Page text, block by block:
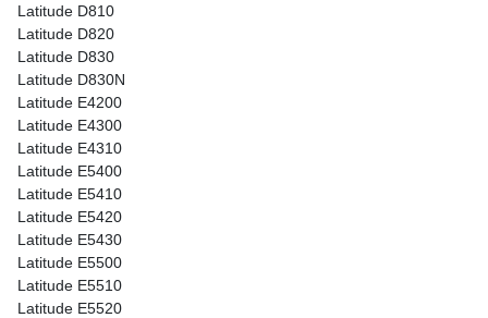
Latitude D810
Latitude D820
Latitude D830
Latitude D830N
Latitude E4200
Latitude E4300
Latitude E4310
Latitude E5400
Latitude E5410
Latitude E5420
Latitude E5430
Latitude E5500
Latitude E5510
Latitude E5520